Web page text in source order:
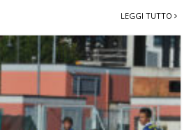
LEGGI TUTTO